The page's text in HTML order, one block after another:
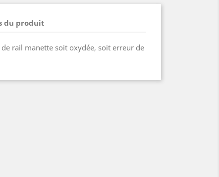
du produit
rail manette soit oxydée, soit erreur de